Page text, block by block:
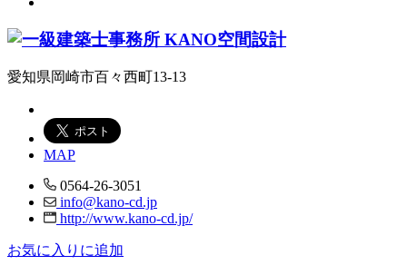
愛知県岡崎市百々西町13-13
MAP
0564-26-3051
info@kano-cd.jp
http://www.kano-cd.jp/
お気に入りに追加